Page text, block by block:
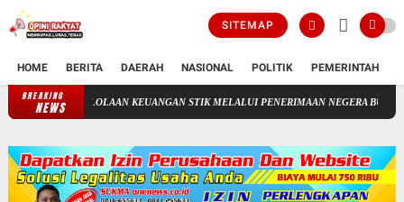
SITEMAP
HOME BERITA DAERAH NASIONAL POLITIK PEMERINTAH
BREAKING
NEWS
PENGELOLAAN KEUANGAN STIK MELALUI PENERIMAAN NEGERA BUKAN